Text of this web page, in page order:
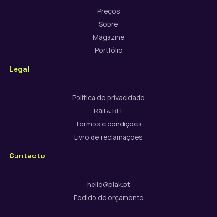
Preços
Sobre
Magazine
Portfólio
Legal
Política de privacidade
Rall & RLL
Termos e condições
Livro de reclamações
Contacto
hello@plak.pt
Pedido de orçamento